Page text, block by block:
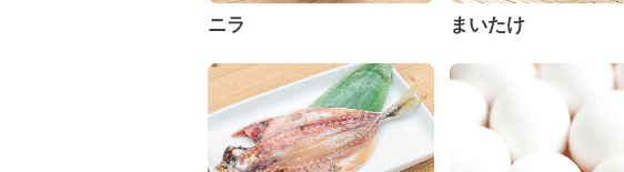
ニラ まいたけ